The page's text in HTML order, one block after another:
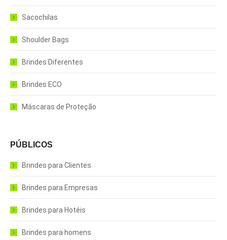
Sacochilas
Shoulder Bags
Brindes Diferentes
Brindes ECO
Máscaras de Proteção
PÚBLICOS
Brindes para Clientes
Brindes para Empresas
Brindes para Hotéis
Brindes para homens